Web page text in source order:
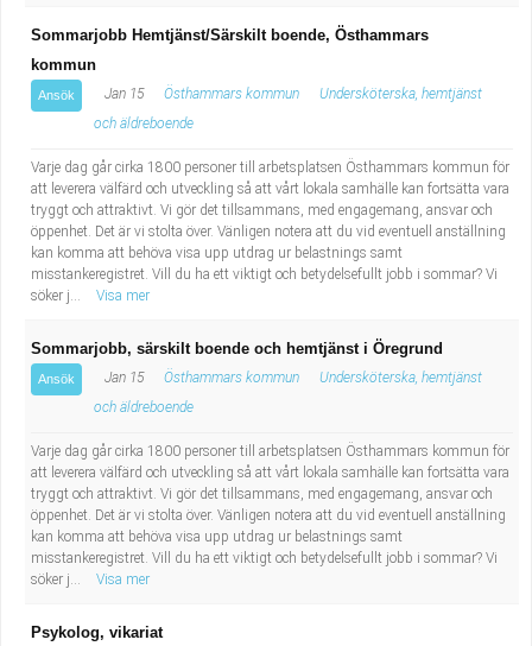
Sommarjobb Hemtjänst/Särskilt boende, Östhammars
kommun
Ansök Jan 15 Östhammars kommun
Undersköterska, hemtjänst
och äldreboende
Varje dag går cirka 1800 personer till arbetsplatsen Östhammars kommun för
att leverera välfärd och utveckling så att vårt lokala samhälle kan fortsätta vara
tryggt och attraktivt. Vi gör det tillsammans, med engagemang, ansvar och
öppenhet. Det är vi stolta över. Vänligen notera att du vid eventuell anställning
kan komma att behöva visa upp utdrag ur belastnings samt
misstankeregistret. Vill du ha ett viktigt och betydelsefullt jobb i sommar? Vi
söker j...
Visa mer
Sommarjobb, särskilt boende och hemtjänst i Öregrund
Ansök Jan 15 Östhammars kommun
Undersköterska, hemtjänst
och äldreboende
Varje dag går cirka 1800 personer till arbetsplatsen Östhammars kommun för
att leverera välfärd och utveckling så att vårt lokala samhälle kan fortsätta vara
tryggt och attraktivt. Vi gör det tillsammans, med engagemang, ansvar och
öppenhet. Det är vi stolta över. Vänligen notera att du vid eventuell anställning
kan komma att behöva visa upp utdrag ur belastnings samt
misstankeregistret. Vill du ha ett viktigt och betydelsefullt jobb i sommar? Vi
söker j...
Visa mer
Psykolog, vikariat